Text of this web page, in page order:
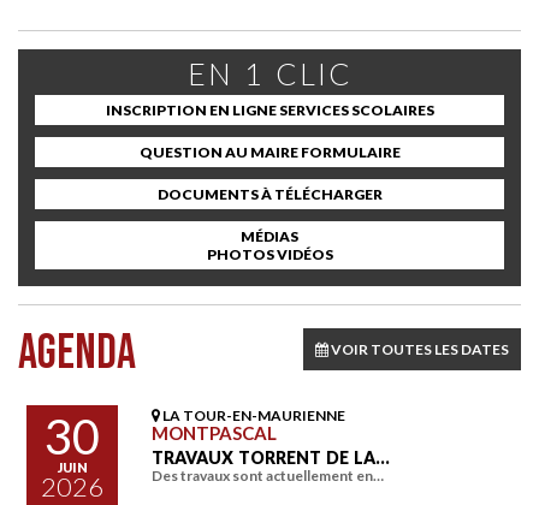
EN 1 CLIC
INSCRIPTION EN LIGNE SERVICES SCOLAIRES
QUESTION AU MAIRE FORMULAIRE
DOCUMENTS À TÉLÉCHARGER
MÉDIAS
PHOTOS VIDÉOS
AGENDA VOIR TOUTES LES DATES
30
JUIN
2026
LA TOUR-EN-MAURIENNE
MONTPASCAL
TRAVAUX TORRENT DE LA…
Des travaux sont actuellement en…